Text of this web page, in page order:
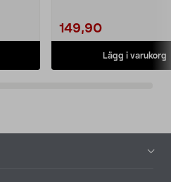
149,90
Lägg i varukorg